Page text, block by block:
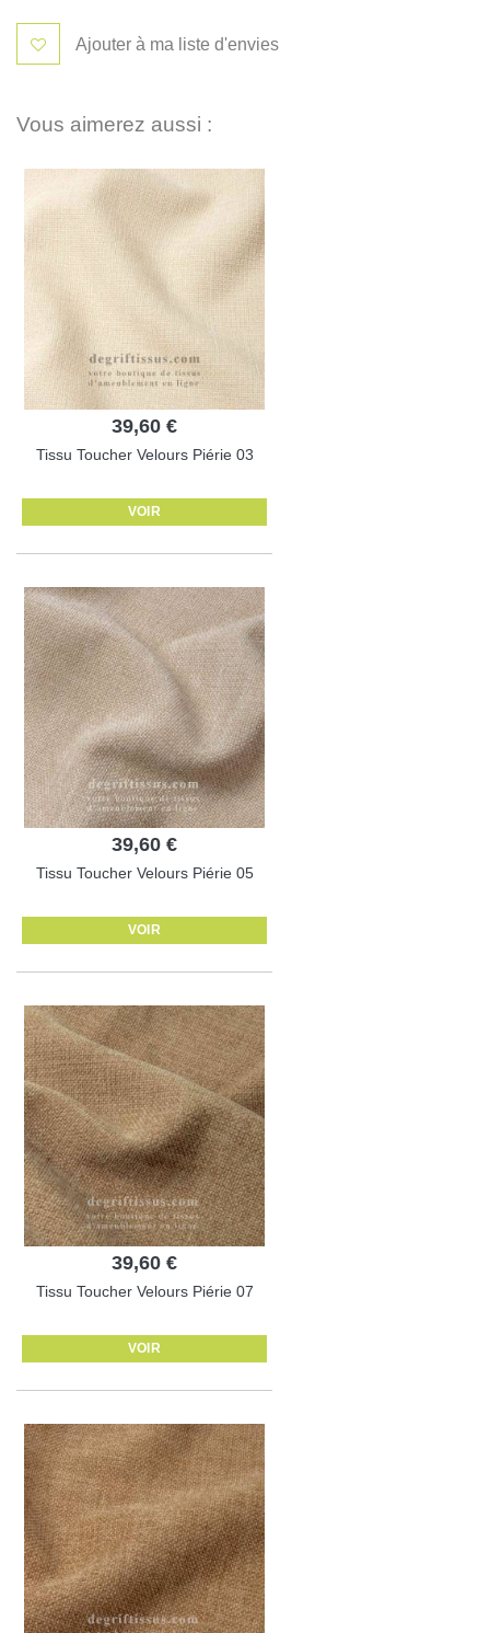
Ajouter à ma liste d'envies
Vous aimerez aussi :
39,60 €
Tissu Toucher Velours Piérie 03
VOIR
39,60 €
Tissu Toucher Velours Piérie 05
VOIR
39,60 €
Tissu Toucher Velours Piérie 07
VOIR